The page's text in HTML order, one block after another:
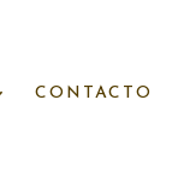
CONTACTO